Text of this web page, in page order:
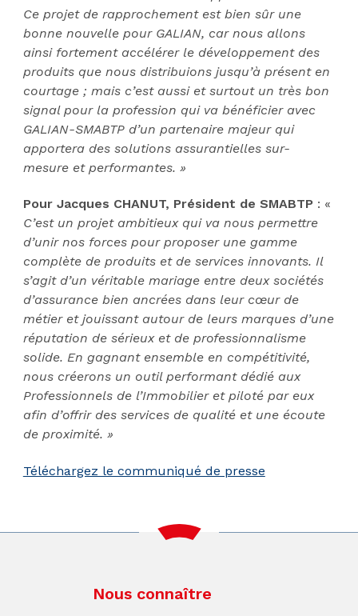
Ce projet de rapprochement est bien sûr une
bonne nouvelle pour GALIAN, car nous allons
ainsi fortement accélérer le développement des
produits que nous distribuions jusqu’à présent en
courtage ; mais c’est aussi et surtout un très bon
signal pour la profession qui va bénéficier avec
GALIAN-SMABTP d’un partenaire majeur qui
apportera des solutions assurantielles sur-
mesure et performantes. »
Pour Jacques CHANUT, Président de SMABTP : «
C’est un projet ambitieux qui va nous permettre
d’unir nos forces pour proposer une gamme
complète de produits et de services innovants. Il
s’agit d’un véritable mariage entre deux sociétés
d’assurance bien ancrées dans leur cœur de
métier et jouissant autour de leurs marques d’une
réputation de sérieux et de professionnalisme
solide. En gagnant ensemble en compétitivité,
nous créerons un outil performant dédié aux
Professionnels de l’Immobilier et piloté par eux
afin d’offrir des services de qualité et une écoute
de proximité. »
Téléchargez le communiqué de presse
Nous connaître